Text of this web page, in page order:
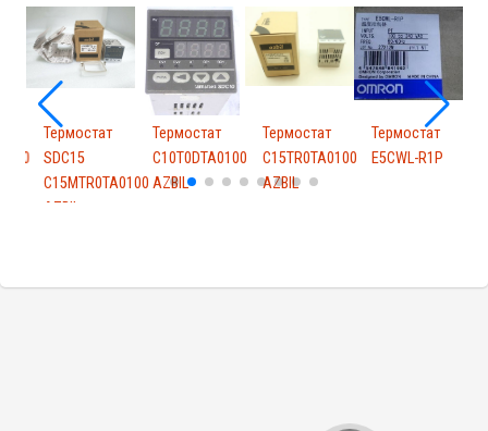
Термостат
SDC15
C15MTR0TA0100
AZBIL
Термостат
C10T0DTA0100
AZBIL
Термостат
C15TR0TA0100
AZBIL
Термостат
E5CWL-R1P